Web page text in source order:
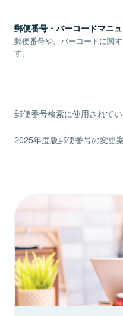
郵便番号・バーコードマニ
郵便番号や、バーコードに関
す。
郵便番号検索に使用されて
2025年度版郵便番号の変更